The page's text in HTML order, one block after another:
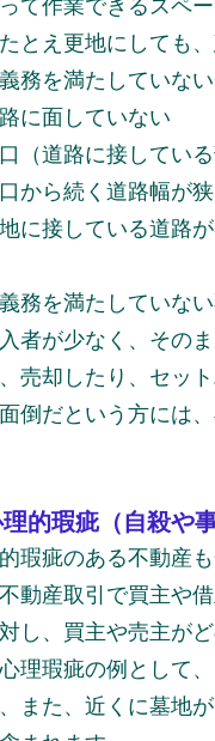
とえ更地にしても
務を満たしていな
に面していない
（道路に接してい
から続く道路幅が
に接している道路
務を満たしていな
者が少なく、その
売却したり、セッ
倒だという方には
的瑕疵（自殺や
瑕疵のある不動産
動産取引で買主や
し、買主や売主が
理瑕疵の例として
また、近くに墓地